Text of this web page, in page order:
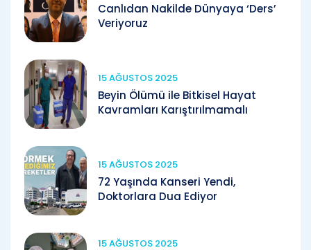
Canlıdan Nakilde Dünyaya ‘Ders’
Veriyoruz
15 AĞUSTOS 2025
Beyin Ölümü ile Bitkisel Hayat
Kavramları Karıştırılmamalı
15 AĞUSTOS 2025
72 Yaşında Kanseri Yendi,
Doktorlara Dua Ediyor
15 AĞUSTOS 2025